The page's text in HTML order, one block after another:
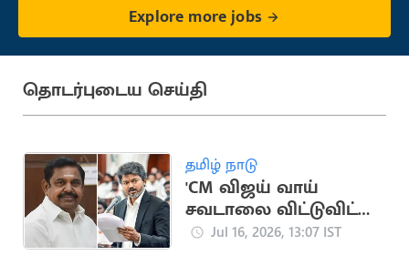
Explore more jobs
தொடர்புடைய செய்தி
தமிழ் நாடு
'CM விஜய் வாய்
சவடாலை விட்டுவிட்டு
குடிநீர் தேவையை
Jul 16, 2026, 13:07 IST